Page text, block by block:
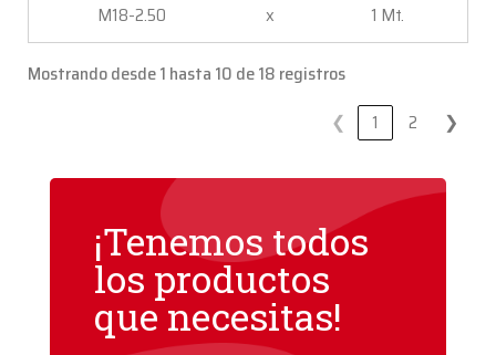
M18-2.50
x 1 Mt.
Mostrando desde 1 hasta 10 de 18 registros
❮
1 2 ❯
¡Tenemos todos
los productos
que necesitas!